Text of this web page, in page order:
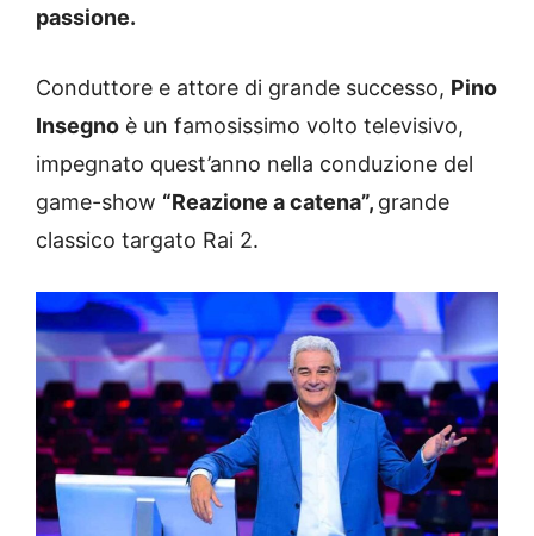
passione.
Conduttore e attore di grande successo, Pino
Insegno è un famosissimo volto televisivo,
impegnato quest’anno nella conduzione del
game-show “Reazione a catena”, grande
classico targato Rai 2.